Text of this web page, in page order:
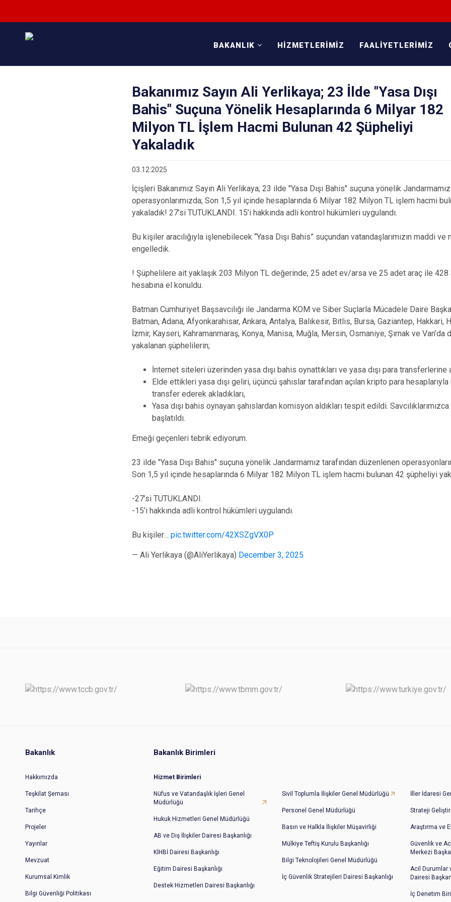
BAKANLIK HİZMETLERİMİZ FAALİYETLERİMİZ
Bakanımız Sayın Ali Yerlikaya; 23 İlde "Yasa Dışı
Bahis" Suçuna Yönelik Hesaplarında 6 Milyar 182
Milyon TL İşlem Hacmi Bulunan 42 Şüpheliyi
Yakaladık
03.12.2025
İçişleri Bakanımız Sayın Ali Yerlikaya; 23 ilde "Yasa Dışı Bahis" suçuna yönelik
operasyonlarımızda; Son 1,5 yıl içinde hesaplarında 6 Milyar 182 Milyon TL işlem hacmi
yakaladık! 27’si TUTUKLANDI. 15’i hakkında adli kontrol hükümleri uygulandı.
Bu kişiler aracılığıyla işlenebilecek “Yasa Dışı Bahis” suçundan vatandaşlarımızın maddi
engelledik.
! Şüphelilere ait yaklaşık 203 Milyon TL değerinde; 25 adet ev/arsa ve 25 adet araç ile
hesabına el konuldu.
Batman Cumhuriyet Başsavcılığı ile Jandarma KOM ve Siber Suçlarla Mücadele Daire
Batman, Adana, Afyonkarahisar, Ankara, Antalya, Balıkesir, Bitlis, Bursa, Gaziantep, Hakkari,
İzmir, Kayseri, Kahramanmaraş, Konya, Manisa, Muğla, Mersin, Osmaniye, Şırnak ve
yakalanan şüphelilerin;
İnternet siteleri üzerinden yasa dışı bahis oynattıkları ve yasa dışı para transferlerine
Elde ettikleri yasa dışı geliri, üçüncü şahıslar tarafından açılan kripto para
transfer ederek akladıkları,
Yasa dışı bahis oynayan şahıslardan komisyon aldıkları tespit edildi.
başlatıldı.
Emeği geçenleri tebrik ediyorum.
23 ilde "Yasa Dışı Bahis" suçuna yönelik Jandarmamız tarafından düzenlenen
Son 1,5 yıl içinde hesaplarında 6 Milyar 182 Milyon TL işlem hacmi bulunan 42 şüpheliyi
-27’si TUTUKLANDI.
-15’i hakkında adli kontrol hükümleri uygulandı.
Bu kişiler… pic.twitter.com/42XSZgVX0P
— Ali Yerlikaya (@AliYerlikaya) December 3, 2025
Bakanlık
Hakkımızda
Teşkilat Şeması
Tarihçe
Projeler
Yayınlar
Mevzuat
Kurumsal Kimlik
Bilgi Güvenliği Politikası
Bakanlık Birimleri
Hizmet Birimleri
Nüfus ve Vatandaşlık İşleri Genel
Müdürlüğü
Hukuk Hizmetleri Genel Müdürlüğü
AB ve Dış İlişkiler Dairesi Başkanlığı
KİHBİ Dairesi Başkanlığı
Eğitim Dairesi Başkanlığı
Destek Hizmetleri Dairesi Başkanlığı
Sivil Toplumla İlişkiler Genel Müdürlüğü
Personel Genel Müdürlüğü
Basın ve Halkla İlişkiler Müşavirliği
Mülkiye Teftiş Kurulu Başkanlığı
Bilgi Teknolojileri Genel Müdürlüğü
İç Güvenlik Stratejileri Dairesi Başkanlığı
İller İdaresi
Strateji
Araştırma ve
Güvenlik ve
Merkezi
Acil Durumlar
Dairesi
İç Denetim